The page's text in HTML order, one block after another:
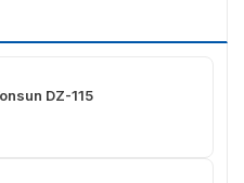
DZ-115